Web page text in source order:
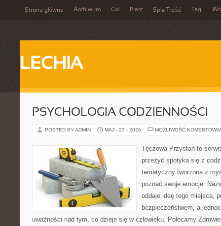
Strona główna Archiwum Gol Piast Spis Treści Tagi
LECHIA
PSYCHOLOGIA CODZIENNOŚCI
POSTED BY ADMIN MAJ - 23 - 2026 MOŻLIWOŚĆ
Tęczowa Przystań to
przeżyć spotyka się z
tematyczny tworzona z
poznać swoje emocje.
oddaje ideę tego miejsca,
bezpieczeństwem, a
uważności nad tym, co dzieje się w człowieku. Polecamy